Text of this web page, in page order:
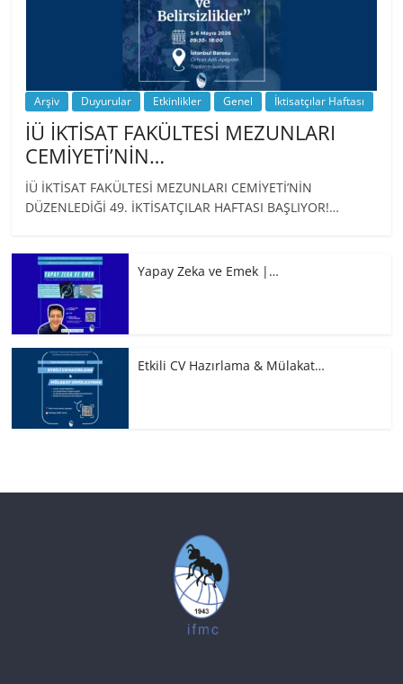
Arşiv Duyurular Etkinlikler Genel İktisatçılar Haftası
İÜ İKTİSAT FAKÜLTESİ MEZUNLARI
CEMİYETİ’NİN…
İÜ İKTİSAT FAKÜLTESİ MEZUNLARI CEMİYETİ’NİN
DÜZENLEDİĞİ 49. İKTİSATÇILAR HAFTASI BAŞLIYOR!…
Yapay Zeka ve Emek |…
Etkili CV Hazırlama & Mülakat…